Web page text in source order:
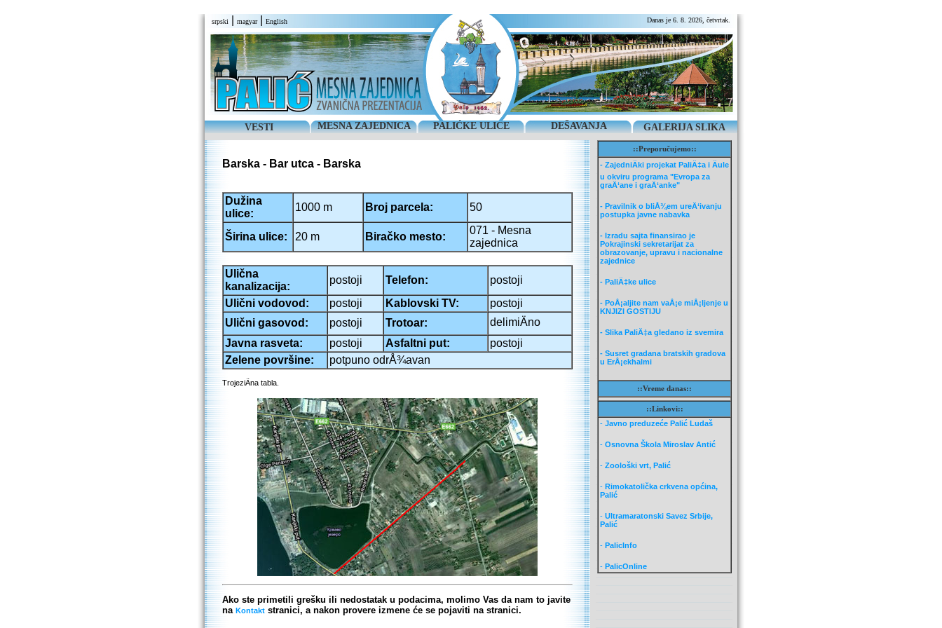
srpski magyar| English Danas je 6. 8. 2026, četvrtak.
VESTI MESNA ZAJEDNICA PALIĆKE ULICE DEŠAVANJA GALERIJA SLIKA
Barska - Bar utca - Barska
Dužina
ulice:
1000 m Broj parcela: 50
Širina ulice: 20 m Biračko mesto:
071 - Mesna
zajednica
Ulična
kanalizacija:
postoji Telefon:
postoji
Ulični vodovod:
postoji Kablovski TV:
postoji
Ulični gasovod:
postoji Trotoar:
delimiÄno
Javna rasveta:
postoji Asfaltni put:
postoji
Zelene površine:
potpuno odrÅ¾avan
TrojeziÄna tabla.
Ako ste primetili grešku ili nedostatak u podacima, molimo Vas da nam to javite
na Kontakt stranici, a nakon provere izmene će se pojaviti na stranici.
::Preporučujemo::
- ZajedniÄki projekat PaliÄ‡a i Äule
u okviru programa "Evropa za
graÄ‘ane i graÄ‘anke"
- Pravilnik o bliÅ¾em ureÄ‘ivanju
postupka javne nabavka
- Izradu sajta finansirao je
Pokrajinski sekretarijat za
obrazovanje, upravu i nacionalne
zajednice
- PaliÄ‡ke ulice
- PoÅ¡aljite nam vaÅ¡e miÅ¡ljenje u
KNJIZI GOSTIJU
- Slika PaliÄ‡a gledano iz svemira
- Susret gradana bratskih gradova
u ErÅ¡ekhalmi
::Vreme danas::
::Linkovi::
- Javno preduzeće Palić Ludaš
- Osnovna Škola Miroslav Antić
- Zoološki vrt, Palić
- Rimokatolička crkvena općina,
Palić
- Ultramaratonski Savez Srbije,
Palić
- PalicInfo
- PalicOnline